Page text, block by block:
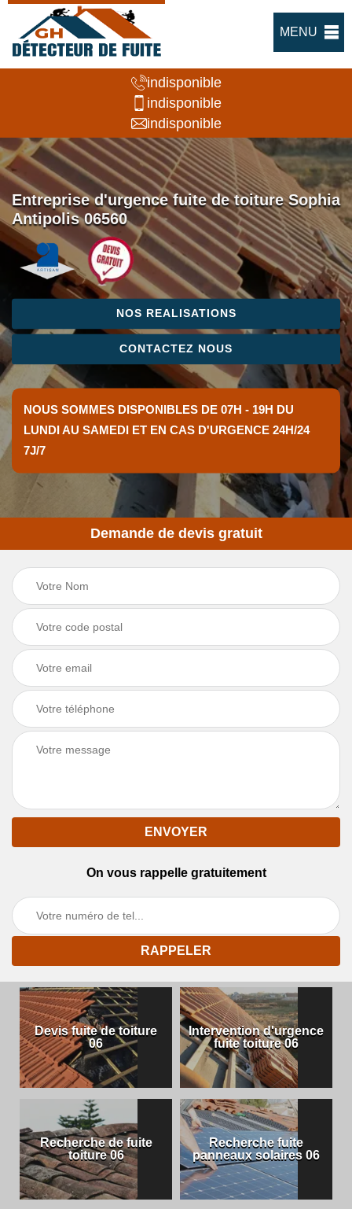
MENU
indisponible
indisponible
indisponible
Entreprise d'urgence fuite de toiture Sophia
Antipolis 06560
NOS REALISATIONS
CONTACTEZ NOUS
NOUS SOMMES DISPONIBLES DE 07H - 19H DU
LUNDI AU SAMEDI ET EN CAS D'URGENCE 24H/24
7J/7
Demande de devis gratuit
On vous rappelle gratuitement
Devis fuite de toiture
06
Intervention d'urgence
fuite toiture 06
Recherche de fuite
toiture 06
Recherche fuite
panneaux solaires 06